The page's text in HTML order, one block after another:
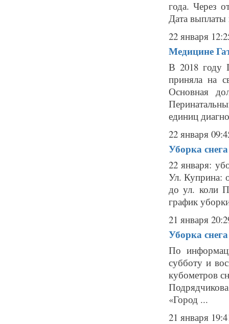
года. Через
Дата выплаты
22 января
Медицине
В 2018 году
приняла на
Основная
единиц
22 января
Уборка
22 января:
Ул. Куприна:
до ул. коли
график
21 января
Уборка
По
субботу и
кубометров
«Город ...
21 января